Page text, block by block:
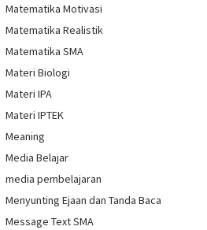
Matematika Motivasi
Matematika Realistik
Matematika SMA
Materi Biologi
Materi IPA
Materi IPTEK
Meaning
Media Belajar
media pembelajaran
Menyunting Ejaan dan Tanda Baca
Message Text SMA